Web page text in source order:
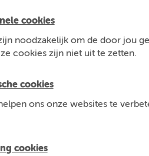
cookies
noodzakelijk om de door jou
cookies zijn niet uit te zetten.
cookies
ons onze websites te
cookies